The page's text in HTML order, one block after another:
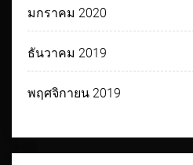
มกราคม 2020
ธันวาคม 2019
พฤศจิกายน 2019